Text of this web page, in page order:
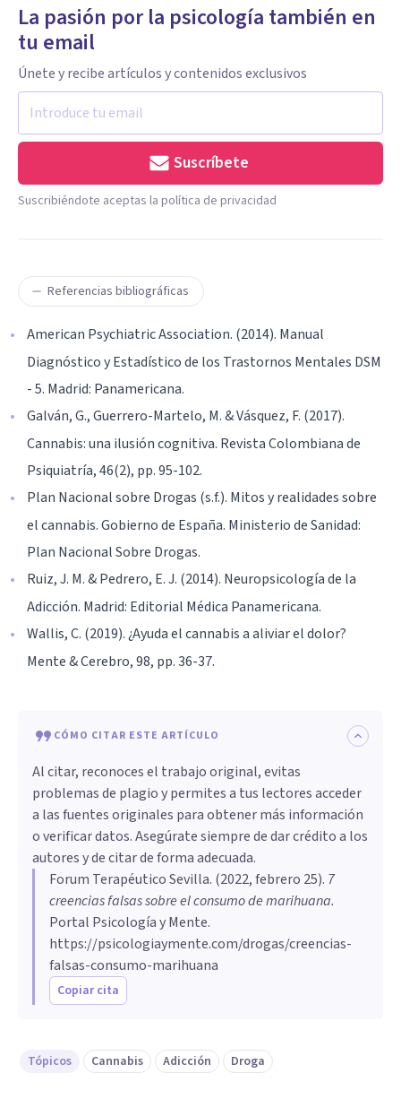
La pasión por la psicología también en
tu email
Únete y recibe artículos y contenidos exclusivos
Suscríbete
Suscribiéndote aceptas la política de privacidad
Referencias bibliográficas
American Psychiatric Association. (2014). Manual
Diagnóstico y Estadístico de los Trastornos Mentales DSM
- 5. Madrid: Panamericana.
Galván, G., Guerrero-Martelo, M. & Vásquez, F. (2017).
Cannabis: una ilusión cognitiva. Revista Colombiana de
Psiquiatría, 46(2), pp. 95-102.
Plan Nacional sobre Drogas (s.f.). Mitos y realidades sobre
el cannabis. Gobierno de España. Ministerio de Sanidad:
Plan Nacional Sobre Drogas.
Ruiz, J. M. & Pedrero, E. J. (2014). Neuropsicología de la
Adicción. Madrid: Editorial Médica Panamericana.
Wallis, C. (2019). ¿Ayuda el cannabis a aliviar el dolor?
Mente & Cerebro, 98, pp. 36-37.
CÓMO CITAR ESTE ARTÍCULO
Al citar, reconoces el trabajo original, evitas
problemas de plagio y permites a tus lectores acceder
a las fuentes originales para obtener más información
o verificar datos. Asegúrate siempre de dar crédito a los
autores y de citar de forma adecuada.
Forum Terapéutico Sevilla. (2022, febrero 25). 7
creencias falsas sobre el consumo de marihuana.
Portal Psicología y Mente.
https://psicologiaymente.com/drogas/creencias-
falsas-consumo-marihuana
Copiar cita
Tópicos Cannabis Adicción Droga